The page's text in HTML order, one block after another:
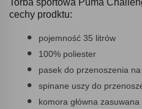
Torba sportowa Puma
cechy prodktu:
pojemność 35 litrów
100% poliester
pasek do przenoszenia
spinane uszy do
komora główna